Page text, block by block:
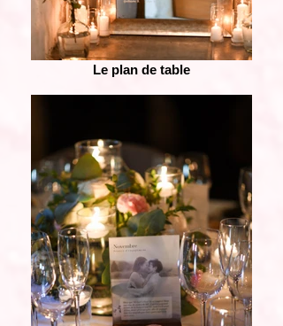
Le plan de table